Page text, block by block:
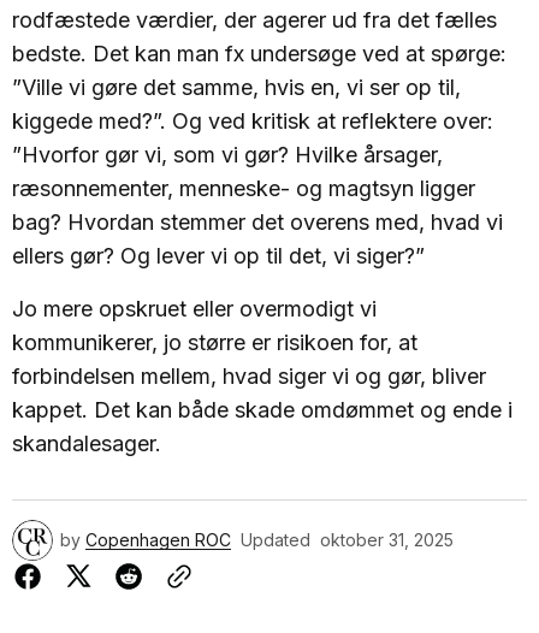
rodfæstede værdier, der agerer ud fra det fælles
bedste. Det kan man fx undersøge ved at spørge:
”Ville vi gøre det samme, hvis en, vi ser op til,
kiggede med?”. Og ved kritisk at reflektere over:
”Hvorfor gør vi, som vi gør? Hvilke årsager,
ræsonnementer, menneske- og magtsyn ligger
bag? Hvordan stemmer det overens med, hvad vi
ellers gør? Og lever vi op til det, vi siger?”
Jo mere opskruet eller overmodigt vi
kommunikerer, jo større er risikoen for, at
forbindelsen mellem, hvad siger vi og gør, bliver
kappet. Det kan både skade omdømmet og ende i
skandalesager.
by Copenhagen ROC Updated oktober 31, 2025